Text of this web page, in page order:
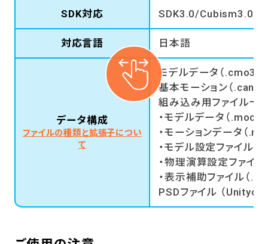
SDK対応 SDK3.0/
対応言語 日本語
データ構成
ファイルの種類と拡張子につい
て
モデルデータ（.cmo3）
基本モーション（.can3）
組み込み用ファイル一
・モデルデータ（.moc3）
・モーションデータ（
・モデル設定ファイル
・物理演算設定ファイ
・表示補助ファイル（
PSDファイル （